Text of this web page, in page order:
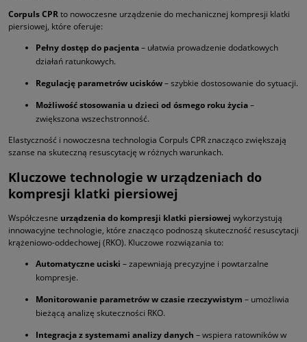
Corpuls CPRto nowoczesne urządzenie do mechanicznej kompresji klatki
piersiowej, które oferuje:
Pełny dostęp do pacjenta– ułatwia prowadzenie dodatkowych
działań ratunkowych.
Regulację parametrów ucisków– szybkie dostosowanie do sytuacji.
Możliwość stosowania u dzieci od ósmego roku życia–
zwiększona wszechstronność.
Elastyczność i nowoczesna technologia Corpuls CPR znacząco zwiększają
szanse na skuteczną resuscytację w różnych warunkach.
Kluczowe technologie w urządzeniach do
kompresji klatki piersiowej
Współczesne urządzenia do kompresji klatki piersiowej wykorzystują
innowacyjne technologie, które znacząco podnoszą skuteczność resuscytacji
krążeniowo-oddechowej (RKO). Kluczowe rozwiązania to:
Automatyczne uciski – zapewniają precyzyjne i powtarzalne
kompresje.
Monitorowanie parametrów w czasie rzeczywistym – umożliwia
bieżącą analizę skuteczności RKO.
Integracja z systemami analizy danych – wspiera ratowników w